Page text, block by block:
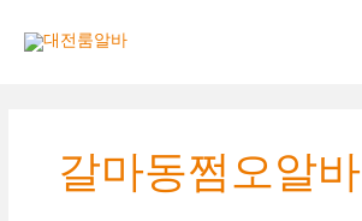
갈마동쩜오알바